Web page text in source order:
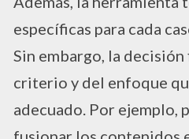
específicas para cada
Sin embargo, la
criterio y del enfoque
adecuado. Por ejemplo,